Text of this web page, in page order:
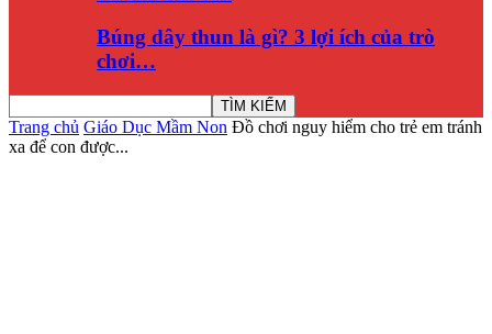
Búng dây thun là gì? 3 lợi ích của trò
chơi…
Trang chủ Giáo Dục Mầm Non Đồ chơi nguy hiểm cho trẻ em tránh
xa để con được...